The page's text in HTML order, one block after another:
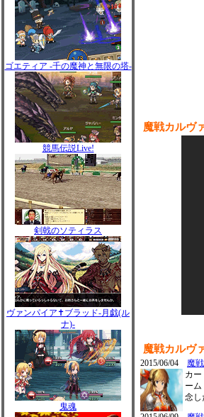
ゴエティア -千の魔神と無限の塔-
競馬伝説Live!
剣戟のソティラス
ヴァンパイア✝ブラッド-月戯(ル
ナ)-
鬼魂
魔戦カルヴ
魔戦カルヴ
2015/06/04 魔
カ
ー
念し